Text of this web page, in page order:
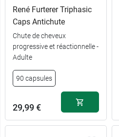
90
13,49 €
3 x 90
39,99 €
René Furterer Triphasic
Caps Antichute
Chute de cheveux
progressive et réactionnelle -
Adulte
90 capsules
29,99 €